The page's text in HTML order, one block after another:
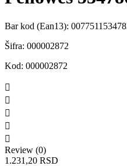
Bar kod (Ean13):
Šifra: 000002872
Kod: 000002872





Review (0)
1.231,20 RSD